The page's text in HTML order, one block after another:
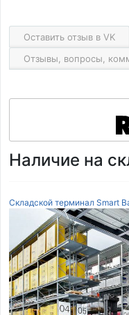
Оставить отзыв в VK
Отзывы, вопросы,
Наличие на
Складской терминал Smart